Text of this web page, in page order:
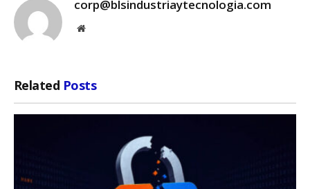
corp@blsindustriaytecnologia.com
Website
Related Posts